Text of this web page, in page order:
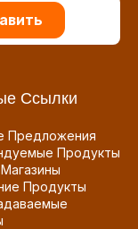
Ссылки
Предложения
Продукты
Продукты